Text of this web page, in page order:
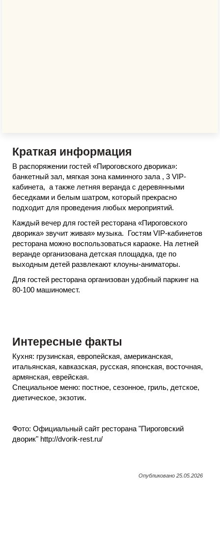
Краткая информация
​В распоряжении гостей «Пироговского дворика»:
банкетный зал, мягкая зона каминного зала , 3 VIP-
кабинета, а также летняя веранда с деревянными
беседками и белым шатром, который прекрасно
подходит для проведения любых мероприятий.
Каждый вечер для гостей ресторана «Пироговского
дворика» звучит живая» музыка. Гостям VIP-кабинетов
ресторана можно воспользоваться караоке. На летней
веранде организована детская площадка, где по
выходным детей развлекают клоуны-аниматоры.
Для гостей ресторана организован удобный паркинг на
80-100 машиномест.
Интересные факты
Кухня: грузинская, европейская, американская,
итальянская, кавказская, русская, японская, восточная,
армянская, еврейская.
Специальное меню: постное, сезонное, гриль, детское,
диетическое, экзотик.
Фото: Официальный сайт ресторана "Пироговский
дворик" http://dvorik-rest.ru/
Опубликовано 25.05.2026